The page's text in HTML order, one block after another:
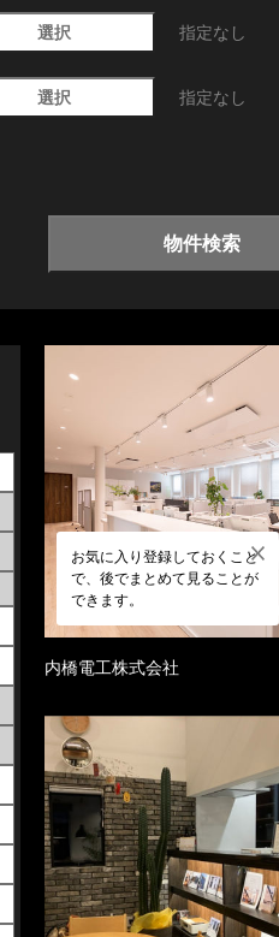
選択 指定なし
選択 指定なし
物件検索
お気に入り登録しておくこと
で、後でまとめて見ることが
できます。
内橋電工株式会社